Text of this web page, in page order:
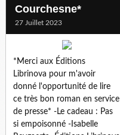
Courchesne*
27 Juillet 2023
*Merci aux Éditions
Librinova pour m'avoir
donné l'opportunité de lire
ce très bon roman en service
de presse* -Le cadeau : Pas
si empoisonné -Isabelle